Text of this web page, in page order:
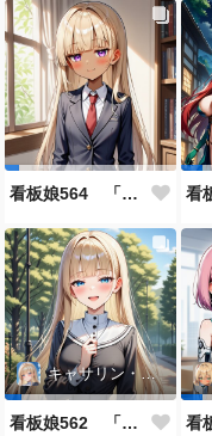
看板娘564 「ジェルマ・レスポストン・八百のよもやま話」
キャサリン・アストリー
看板娘562 「キャサリン・アストリーのよもやま話」